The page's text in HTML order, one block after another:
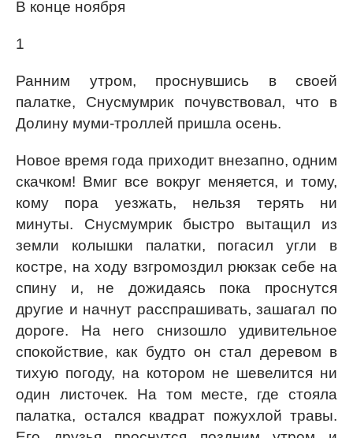
В конце ноября
1
Ранним утром, проснувшись в своей
палатке, Снусмумрик почувствовал, что в
Долину муми-троллей пришла осень.
Новое время года приходит внезапно, одним
скачком! Вмиг все вокруг меняется, и тому,
кому пора уезжать, нельзя терять ни
минуты. Снусмумрик быстро вытащил из
земли колышки палатки, погасил угли в
костре, на ходу взгромоздил рюкзак себе на
спину и, не дожидаясь пока проснутся
другие и начнут расспрашивать, зашагал по
дороге. На него снизошло удивительное
спокойствие, как будто он стал деревом в
тихую погоду, на котором не шевелится ни
один листочек. На том месте, где стояла
палатка, остался квадрат пожухлой травы.